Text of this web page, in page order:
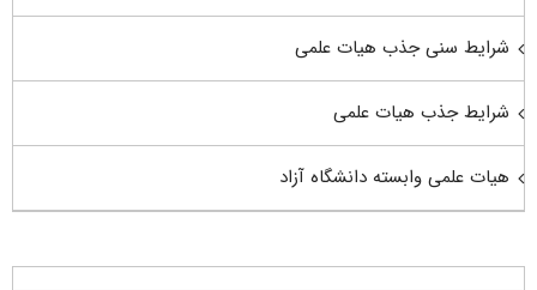
شرایط سنی جذب هیات علمی
شرایط جذب هیات علمی
هیات علمی وابسته دانشگاه آزاد